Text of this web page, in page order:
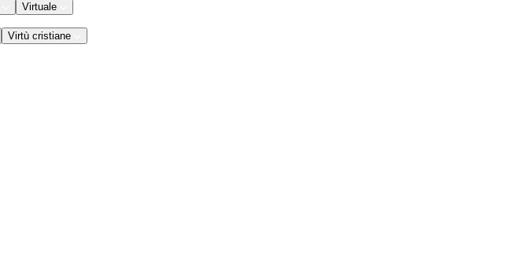
Virtuale
Virtù cristiane